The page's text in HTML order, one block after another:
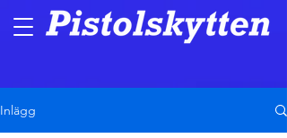
Inlägg